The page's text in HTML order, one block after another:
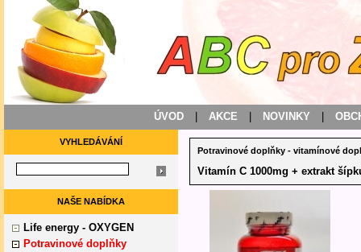
ÚVOD AKCE NOVINKY
VYHLEDÁVÁNÍ
NAŠE NABÍDKA
Life energy - OXYGEN
Potravinové doplňky
Potravinové doplňky - vitamínové
Vitamín C 1000mg + extrakt